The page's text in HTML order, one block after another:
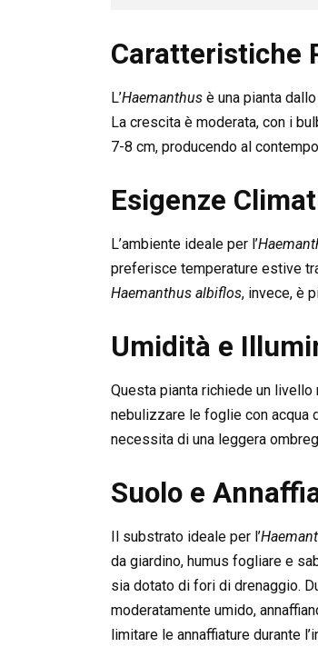
Caratteristiche
L’Haemanthus è una pianta
La crescita è moderata, con i
7-8 cm, producendo al
Esigenze
L’ambiente ideale per l’
preferisce temperature estive
Haemanthus albiflos, invece, è
Umidità e
Questa pianta richiede un
nebulizzare le foglie con acqua
necessita di una leggera
Suolo e
Il substrato ideale per l’
da giardino, humus fogliare e
sia dotato di fori di drenaggio.
moderatamente umido,
limitare le annaffiature durante